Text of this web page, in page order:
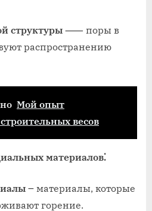
структуры ⸺ поры в
распространению
Мой опыт
весов
материалов⁚
౼ материалы, которые
горение.